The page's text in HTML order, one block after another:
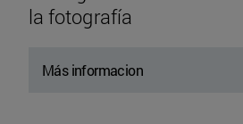
la fotografía
Más informacion